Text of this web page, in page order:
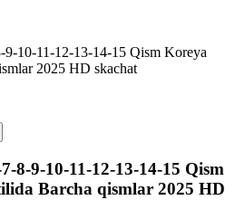
8-9-10-11-12-13-14-15 Qism
Barcha qismlar 2025 HD